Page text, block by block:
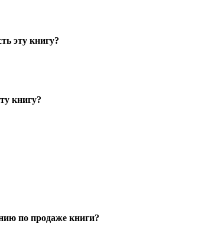
эту книгу?
книгу?
по продаже книги?